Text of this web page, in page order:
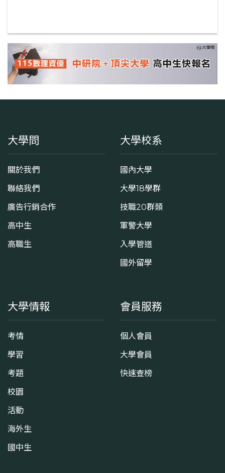
大學問
關於我們
聯絡我們
廣告行銷合作
高中生
高職生
大學校系
國內大學
大學18學群
技職20群類
軍警大學
入學管道
國外留學
大學情報
考情
學習
考題
校園
活動
海外生
國中生
會員服務
個人會員
大學會員
快速查榜